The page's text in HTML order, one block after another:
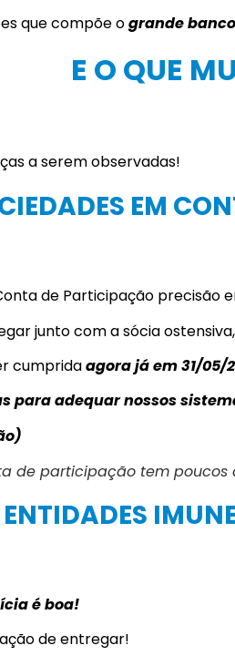
que compõe ogrande
E O QUE
a serem observadas!
EM
de Participação precisão
junto com a sócia
cumpridaagora já em 31/05/
para adequar nossos
de participação tem
ENTIDADES
é boa!
de entregar!